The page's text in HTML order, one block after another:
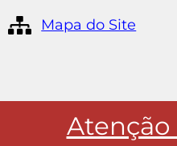
Mapa do Site
Atenção